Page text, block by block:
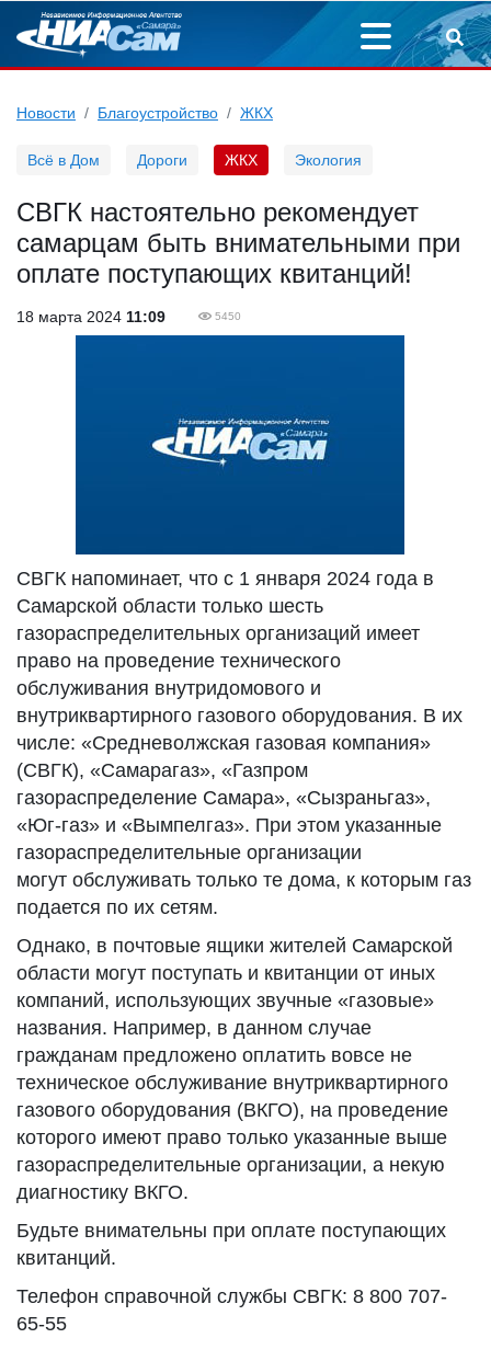
Новости Благоустройство ЖКХ
Всё в Дом Дороги ЖКХ Экология
СВГК настоятельно рекомендует
самарцам быть внимательными при
оплате поступающих квитанций!
18 марта 2024 11:09 5450
СВГК напоминает, что с 1 января 2024 года в
Самарской области только шесть
газораспределительных организаций имеет
право на проведение технического
обслуживания внутридомового и
внутриквартирного газового оборудования. В их
числе: «Средневолжская газовая компания»
(СВГК), «Самарагаз», «Газпром
газораспределение Самара», «Сызраньгаз»,
«Юг-газ» и «Вымпелгаз». При этом указанные
газораспределительные организации
могут обслуживать только те дома, к которым газ
подается по их сетям.
Однако, в почтовые ящики жителей Самарской
области могут поступать и квитанции от иных
компаний, использующих звучные «газовые»
названия. Например, в данном случае
гражданам предложено оплатить вовсе не
техническое обслуживание внутриквартирного
газового оборудования (ВКГО), на проведение
которого имеют право только указанные выше
газораспределительные организации, а некую
диагностику ВКГО.
Будьте внимательны при оплате поступающих
квитанций.
Телефон справочной службы СВГК: 8 800 707-
65-55